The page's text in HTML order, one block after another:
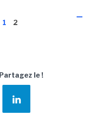
1 2
Partagez le !